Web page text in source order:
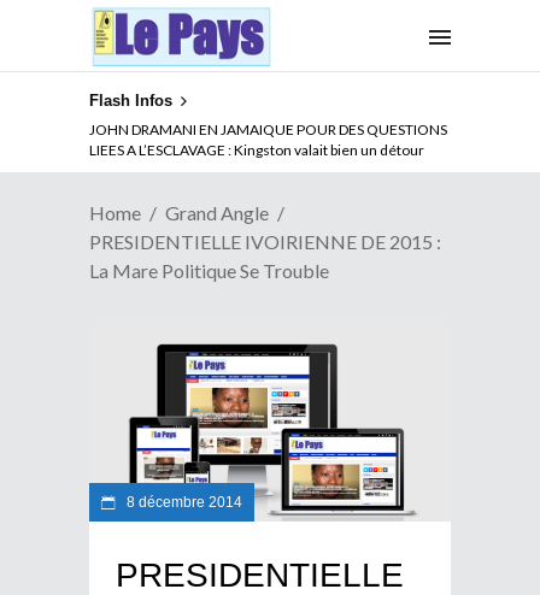
Flash Infos
JOHN DRAMANI EN JAMAIQUE POUR DES QUESTIONS
LIEES A L’ESCLAVAGE : Kingston valait bien un détour
ABSENCE PROLONGEE DE PAUL BIYA DU CAMEROUN :
Qui pilote le Cameroun ?
Home
Grand Angle
PRESIDENTIELLE IVOIRIENNE DE 2015 :
La Mare Politique Se Trouble
8 décembre 2014
PRESIDENTIELLE